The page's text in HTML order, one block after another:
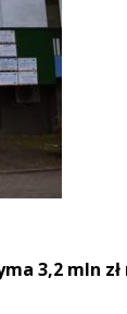
3,2 mln zł